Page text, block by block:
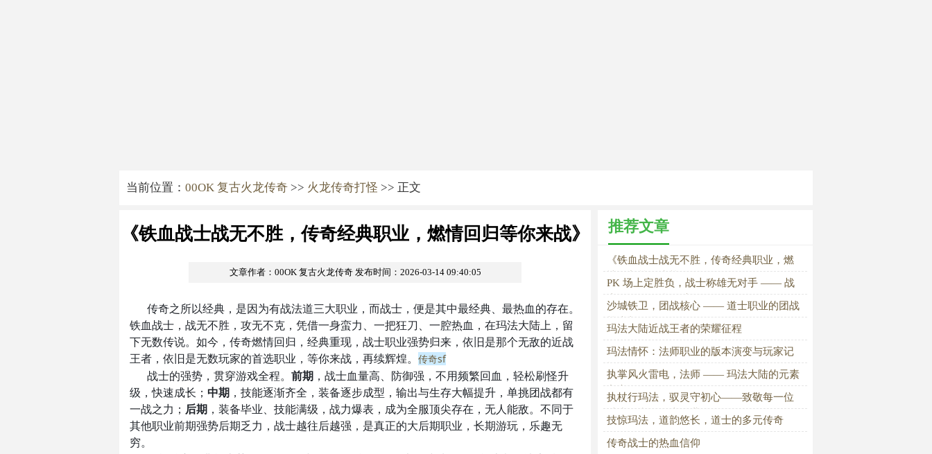
当前位置： 00OK 复古火龙传奇 >> 火龙传奇打怪 >> 正文
《铁血战士战无不胜，传奇经典职业，燃情回归等你来战》
文章作者：00OK 复古火龙传奇 发布时间：2026-03-14 09:40:05
传奇之所以经典，是因为有战法道三大职业，而战士，便是其中最经典、最热血的存在。
铁血战士，战无不胜，攻无不克，凭借一身蛮力、一把狂刀、一腔热血，在玛法大陆上，留
下无数传说。如今，传奇燃情回归，经典重现，战士职业强势归来，依旧是那个无敌的近战
王者，依旧是无数玩家的首选职业，等你来战，再续辉煌。 传奇sf
战士的强势，贯穿游戏全程。 前期 ，战士血量高、防御强，不用频繁回血，轻松刷怪升
级，快速成长； 中期 ，技能逐渐齐全，装备逐步成型，输出与生存大幅提升，单挑团战都有
一战之力； 后期 ，装备毕业、技能满级，战力爆表，成为全服顶尖存在，无人能敌。不同于
其他职业前期强势后期乏力，战士越往后越强，是真正的大后期职业，长期游玩，乐趣无
穷。
推荐文章
《铁血战士战无不胜，传奇经典职业，燃
情回归等你来战》
PK 场上定胜负，战士称雄无对手 —— 战
士的 PVP 终极奥义
沙城铁卫，团战核心 —— 道士职业的团战
战术与团队价值
玛法大陆近战王者的荣耀征程
玛法情怀：法师职业的版本演变与玩家记
忆
执掌风火雷电，法师 —— 玛法大陆的元素
主宰
执杖行玛法，驭灵守初心——致敬每一位
独步江湖的道士职业
技惊玛法，道韵悠长，道士的多元传奇
传奇战士的热血信仰